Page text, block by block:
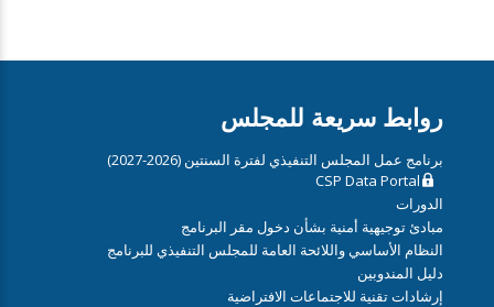
روابط سريعة للمجلس
برنامج عمل المجلس التنفيذي لفترة السنتين (2026-2027)
CSP Data Portal
الدورات
مبادئ توجيهية أمنية بشأن دخول مقر البرنامج
النظام الأساسي واللائحة العامة للمجلس التنفيذي للبرنامج
دليل المندوبين
إرشادات تقنية للاجتماعات الافتراضية